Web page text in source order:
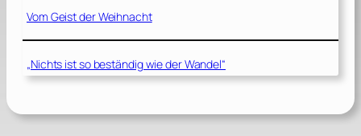
Vom Geist der Weihnacht
„Nichts ist so beständig wie der Wandel“